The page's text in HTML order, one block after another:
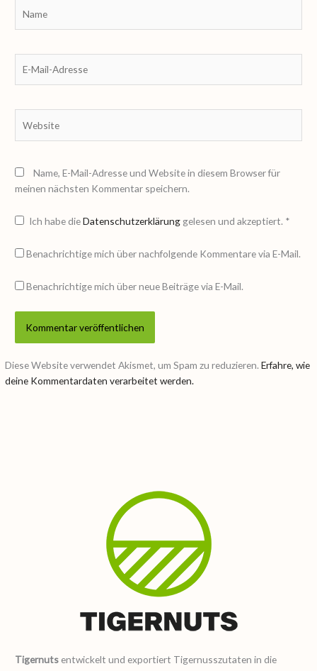
Mail-
Name, E-Mail-Adresse und Website in diesem Browser für
meinen nächsten Kommentar speichern.
Ich habe dieDatenschutzerklärung gelesen und akzeptiert. *
Benachrichtige mich über nachfolgende Kommentare via E-Mail.
Benachrichtige mich über neue Beiträge via E-Mail.
Diese Website verwendet Akismet, um Spam zu reduzieren.Erfahre, wie
deine Kommentardaten verarbeitet werden.
Tigernuts entwickelt und exportiert Tigernusszutaten in die